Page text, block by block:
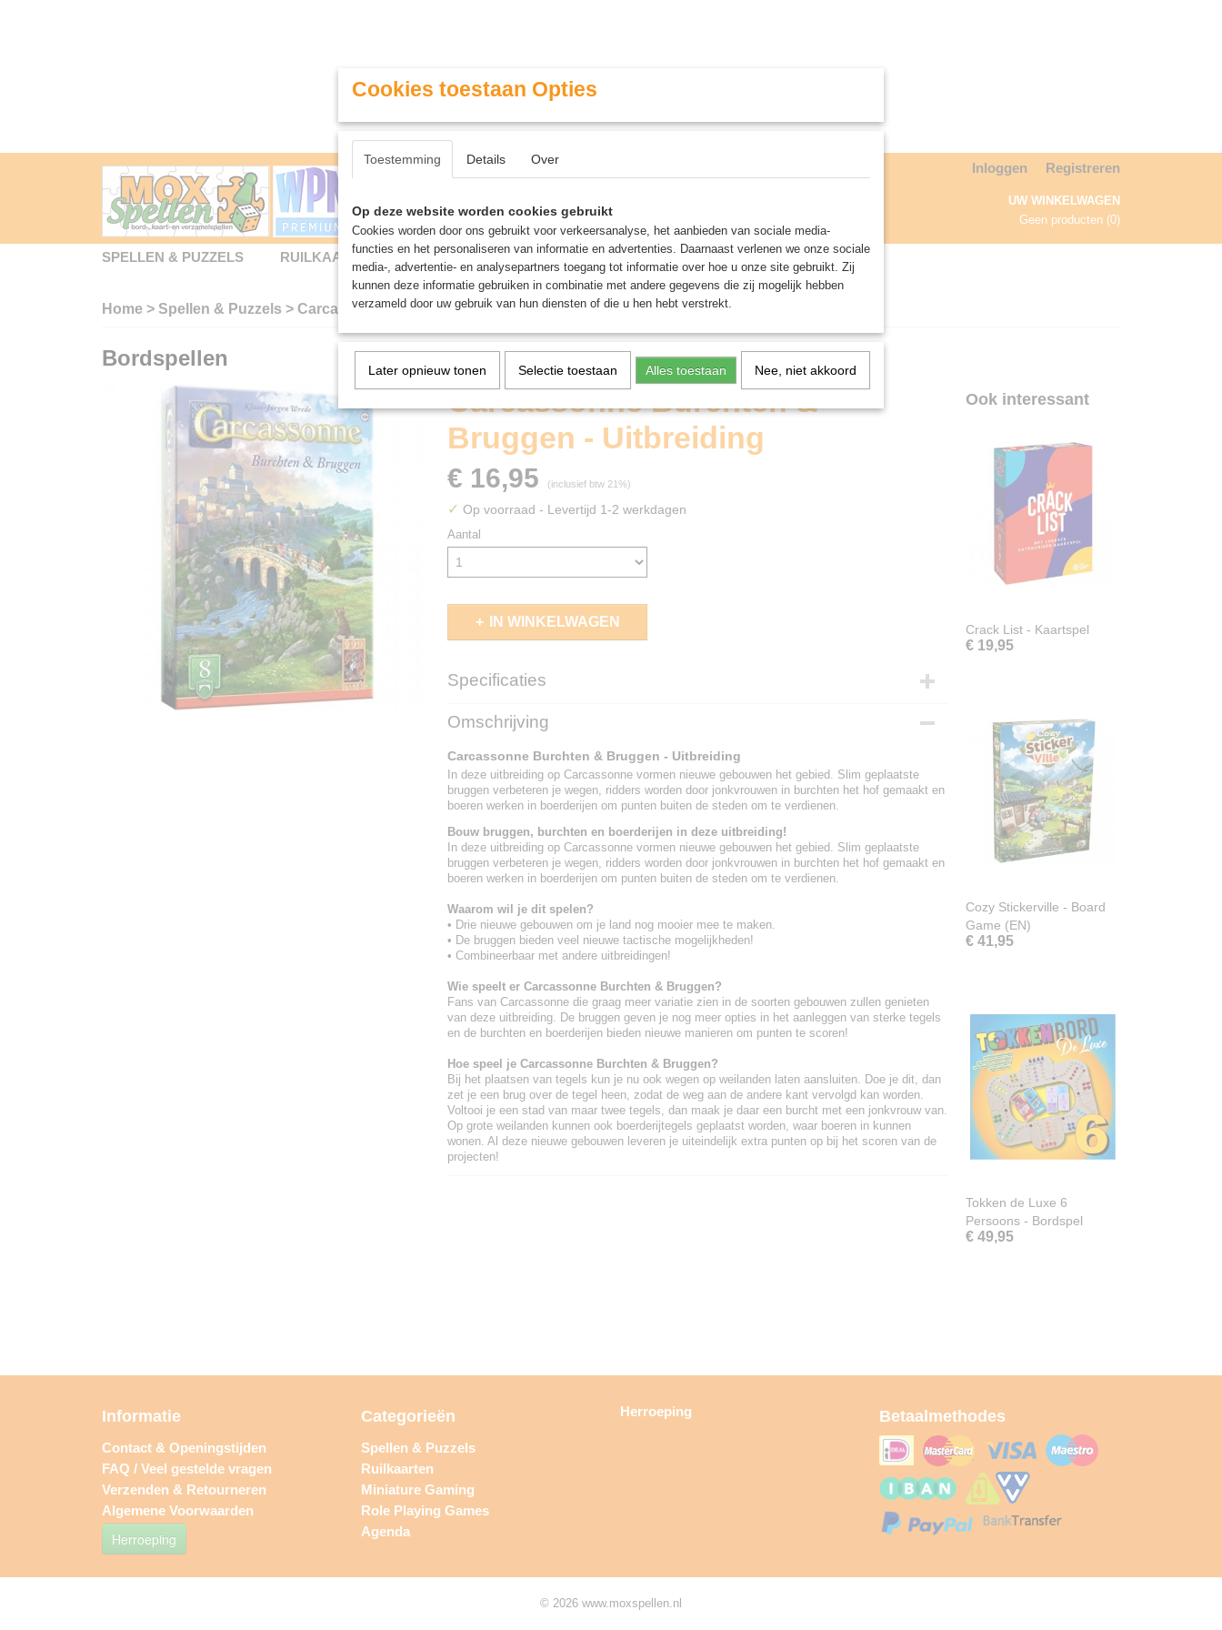
Contact & Openingstijden Inloggen Registreren
UW WINKELWAGEN
Geen producten (0)
SPELLEN & PUZZELS RUILKAARTEN MINIATURE GAMING ROLE PLAYING GAMES AGENDA
Home > Spellen & Puzzels > Carcassonne Burchten & Bruggen - Uitbreiding
Bordspellen
Carcassonne Burchten &
Bruggen - Uitbreiding
€ 16,95 (inclusief btw 21%)
✓ Op voorraad - Levertijd 1-2 werkdagen
Aantal
IN WINKELWAGEN
Specificaties
EAN code
Omschrijving
Carcassonne Burchten & Bruggen - Uitbreiding
In deze uitbreiding op Carcassonne vormen nieuwe gebouwen het gebied. Slim geplaatste
bruggen verbeteren je wegen, ridders worden door jonkvrouwen in burchten het hof gemaakt en
boeren werken in boerderijen om punten buiten de steden om te verdienen.
Bouw bruggen, burchten en boerderijen in deze uitbreiding!
In deze uitbreiding op Carcassonne vormen nieuwe gebouwen het gebied. Slim geplaatste
bruggen verbeteren je wegen, ridders worden door jonkvrouwen in burchten het hof gemaakt en
boeren werken in boerderijen om punten buiten de steden om te verdienen.
Waarom wil je dit spelen?
• Drie nieuwe gebouwen om je land nog mooier mee te maken.
• De bruggen bieden veel nieuwe tactische mogelijkheden!
• Combineerbaar met andere uitbreidingen!
Wie speelt er Carcassonne Burchten & Bruggen?
Fans van Carcassonne die graag meer variatie zien in de soorten gebouwen zullen genieten
van deze uitbreiding. De bruggen geven je nog meer opties in het aanleggen van sterke tegels
en de burchten en boerderijen bieden nieuwe manieren om punten te scoren!
Hoe speel je Carcassonne Burchten & Bruggen?
Bij het plaatsen van tegels kun je nu ook wegen op weilanden laten aansluiten. Doe je dit, dan
zet je een brug over de tegel heen, zodat de weg aan de andere kant vervolgd kan worden.
Voltooi je een stad van maar twee tegels, dan maak je daar een burcht met een jonkvrouw van.
Op grote weilanden kunnen ook boerderijtegels geplaatst worden, waar boeren in kunnen
wonen. Al deze nieuwe gebouwen leveren je uiteindelijk extra punten op bij het scoren van de
projecten!
Ook interessant
Crack List - Kaartspel
€ 19,95
Cozy Stickerville - Board
Game (EN)
€ 41,95
Tokken de Luxe 6
Persoons - Bordspel
€ 49,95
Informatie
Contact & Openingstijden
FAQ / Veel gestelde vragen
Verzenden & Retourneren
Algemene Voorwaarden
Herroeping
Categorieën
Spellen & Puzzels
Ruilkaarten
Miniature Gaming
Role Playing Games
Agenda
Herroeping Betaalmethodes
© 2026 www.moxspellen.nl
Cookies toestaan Opties
Toestemming Details Over
Op deze website worden cookies gebruikt
Cookies worden door ons gebruikt voor verkeersanalyse, het aanbieden van sociale media-
functies en het personaliseren van informatie en advertenties. Daarnaast verlenen we onze sociale
media-, advertentie- en analysepartners toegang tot informatie over hoe u onze site gebruikt. Zij
kunnen deze informatie gebruiken in combinatie met andere gegevens die zij mogelijk hebben
verzameld door uw gebruik van hun diensten of die u hen hebt verstrekt.
Later opnieuw tonen Selectie toestaan Alles toestaan Nee, niet akkoord